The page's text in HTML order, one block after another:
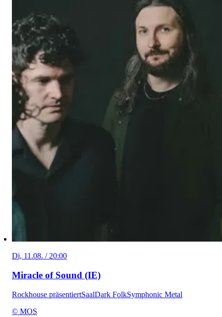
Di, 11.08. / 20:00
Miracle of Sound (IE)
Rockhouse präsentiertSaalDark FolkSymphonic Metal
© MOS